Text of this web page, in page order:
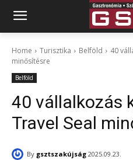
Home Turisztika Belföld
40
minősítésre
Belföld
40 vállalkozás
Travel Seal
By gsztszakújság 2025.09.23.